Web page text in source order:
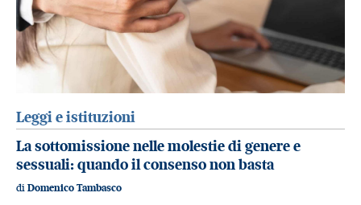
Leggi e istituzioni
La sottomissione nelle molestie di genere e
sessuali: quando il consenso non basta
di Domenico Tambasco